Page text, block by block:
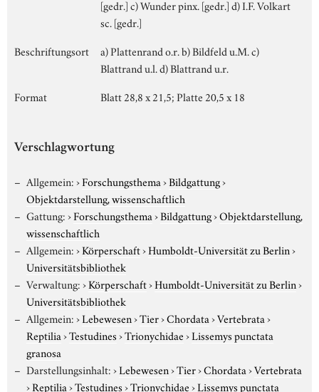
[gedr.] c) Wunder pinx. [gedr.] d) I.F. Volkart
sc. [gedr.]
Beschriftungsort
a) Plattenrand o.r. b) Bildfeld u.M. c)
Blattrand u.l. d) Blattrand u.r.
Format
Blatt 28,8 x 21,5; Platte 20,5 x 18
Verschlagwortung
Allgemein:›Forschungsthema›Bildgattung›
Objektdarstellung, wissenschaftlich
Gattung:›Forschungsthema›Bildgattung›Objektdarstellung,
wissenschaftlich
Allgemein:›Körperschaft›Humboldt-Universität zu Berlin›
Universitätsbibliothek
Verwaltung:›Körperschaft›Humboldt-Universität zu Berlin›
Universitätsbibliothek
Allgemein:›Lebewesen›Tier›Chordata›Vertebrata›
Reptilia›Testudines›Trionychidae›Lissemys punctata
granosa
Darstellungsinhalt:›Lebewesen›Tier›Chordata›Vertebrata
›Reptilia›Testudines›Trionychidae›Lissemys punctata